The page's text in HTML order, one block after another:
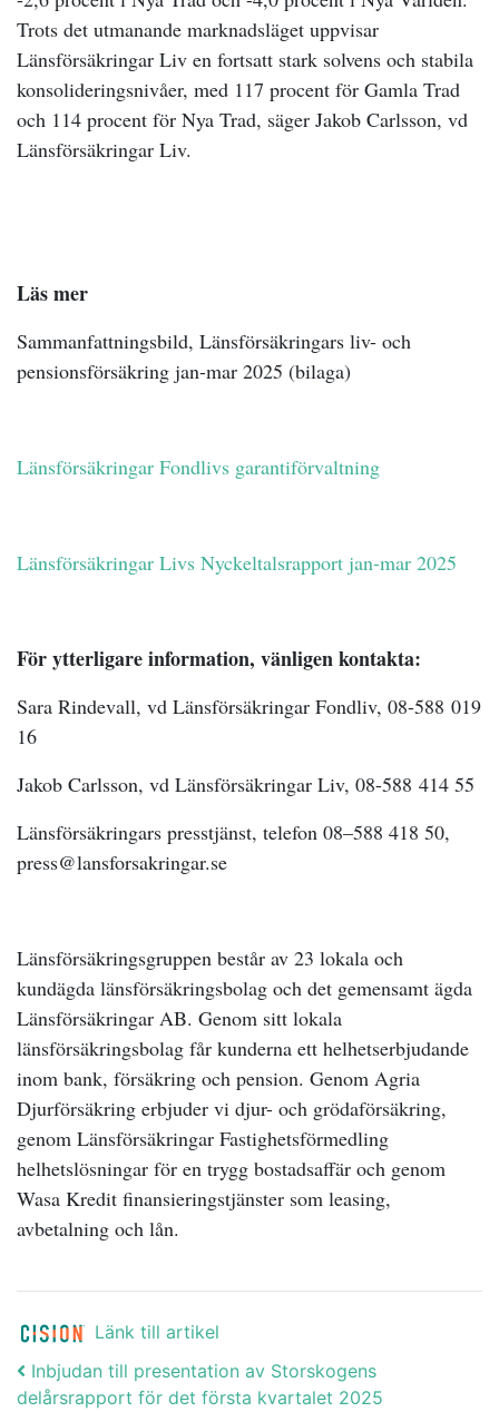
Trots det utmanande marknadsläget uppvisar
Länsförsäkringar Liv en fortsatt stark solvens och stabila
konsolideringsnivåer, med 117 procent för Gamla Trad
och 114 procent för Nya Trad, säger Jakob Carlsson, vd
Länsförsäkringar Liv.
Läs mer
Sammanfattningsbild, Länsförsäkringars liv- och
pensionsförsäkring jan-mar 2025 (bilaga)
Länsförsäkringar Fondlivs garantiförvaltning
Länsförsäkringar Livs Nyckeltalsrapport jan-mar 2025
För ytterligare information, vänligen kontakta:
Sara Rindevall, vd Länsförsäkringar Fondliv, 08-588 019
16
Jakob Carlsson, vd Länsförsäkringar Liv, 08-588 414 55
Länsförsäkringars presstjänst, telefon 08–588 418 50,
press@lansforsakringar.se
Länsförsäkringsgruppen består av 23 lokala och
kundägda länsförsäkringsbolag och det gemensamt ägda
Länsförsäkringar AB. Genom sitt lokala
länsförsäkringsbolag får kunderna ett helhetserbjudande
inom bank, försäkring och pension. Genom Agria
Djurförsäkring erbjuder vi djur- och grödaförsäkring,
genom Länsförsäkringar Fastighetsförmedling
helhetslösningar för en trygg bostadsaffär och genom
Wasa Kredit finansieringstjänster som leasing,
avbetalning och lån.
Länk till artikel
Post navigation
Inbjudan till presentation av Storskogens
delårsrapport för det första kvartalet 2025